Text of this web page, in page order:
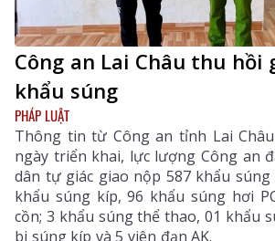
Công an Lai Châu thu hồi
khẩu súng
PHÁP LUẬT
Thông tin từ Công an tỉnh Lai
ngày triển khai, lực lượng Công an
dân tự giác giao nộp 587 khẩu súng
khẩu súng kíp, 96 khẩu súng hơi
cồn; 3 khẩu súng thể thao, 01 khẩu
bi súng kíp và 5 viên đạn AK.